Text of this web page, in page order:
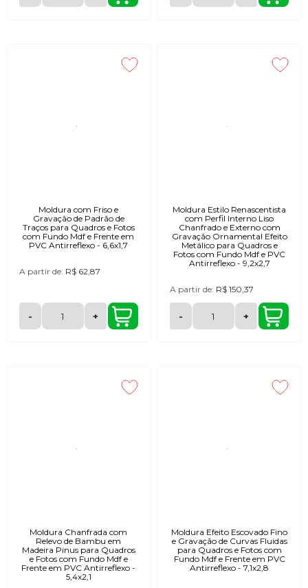
Moldura com Friso e
Gravação de Padrão de
Traços para Quadros e Fotos
com Fundo Mdf e Frente em
PVC Antirreflexo - 6,6x1,7
A partir de: R$ 62,87
- +
Moldura Estilo Renascentista
com Perfil Interno Liso
Chanfrado e Externo com
Gravação Ornamental Efeito
Metálico para Quadros e
Fotos com Fundo Mdf e PVC
Antirreflexo - 9,2x2,7
A partir de: R$ 150,37
- +
Moldura Chanfrada com
Relevo de Bambu em
Madeira Pinus para Quadros
e Fotos com Fundo Mdf e
Frente em PVC Antirreflexo -
5,4x2,1
Moldura Efeito Escovado Fino
e Gravação de Curvas Fluidas
para Quadros e Fotos com
Fundo Mdf e Frente em PVC
Antirreflexo - 7,1x2,8